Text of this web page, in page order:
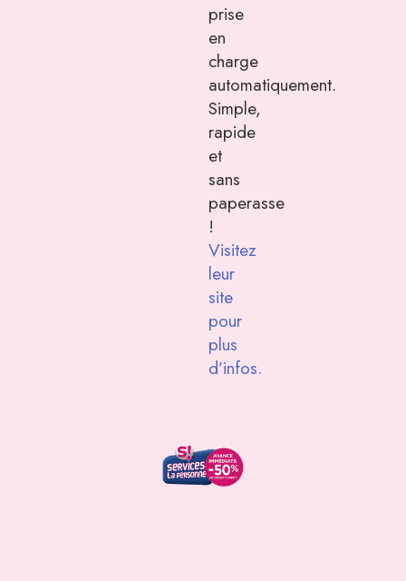
prise
en
charge
automatiquement.
Simple,
rapide
et
sans
paperasse
!
Visitez
leur
site
pour
plus
d’infos.